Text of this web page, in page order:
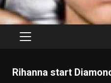
PRIMARY
Rihanna start